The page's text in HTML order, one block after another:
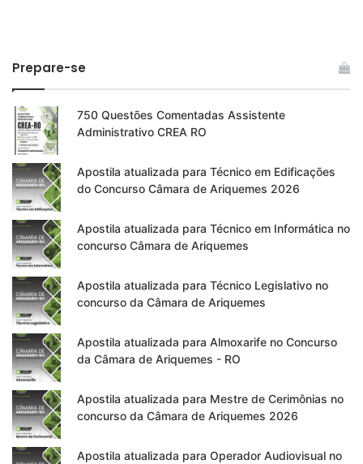
Prepare-se
750 Questões Comentadas Assistente
Administrativo CREA RO
Apostila atualizada para Técnico em Edificações
do Concurso Câmara de Ariquemes 2026
Apostila atualizada para Técnico em Informática no
concurso Câmara de Ariquemes
Apostila atualizada para Técnico Legislativo no
concurso da Câmara de Ariquemes
Apostila atualizada para Almoxarife no Concurso
da Câmara de Ariquemes - RO
Apostila atualizada para Mestre de Cerimônias no
concurso da Câmara de Ariquemes 2026
Apostila atualizada para Operador Audiovisual no